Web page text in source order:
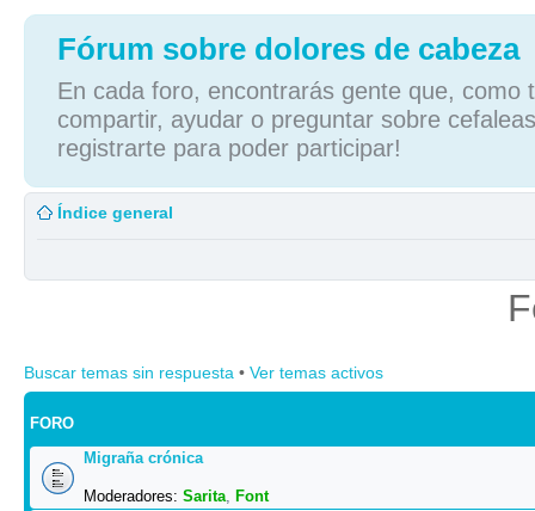
Fórum sobre dolores de cabeza
En cada foro, encontrarás gente que, como
compartir, ayudar o preguntar sobre
registrarte para poder participar!
Índice general
Buscar temas sin respuesta • Ver temas activos
FORO
Migraña crónica
Moderadores: Sarita, Font